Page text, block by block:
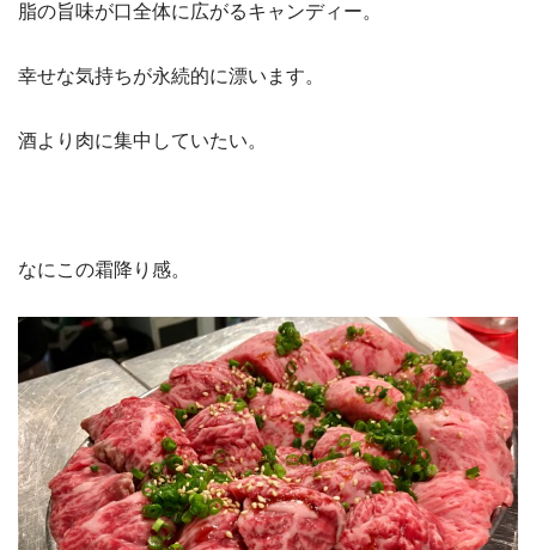
脂の旨味が口全体に広がるキャンディー。
幸せな気持ちが永続的に漂います。
酒より肉に集中していたい。
なにこの霜降り感。